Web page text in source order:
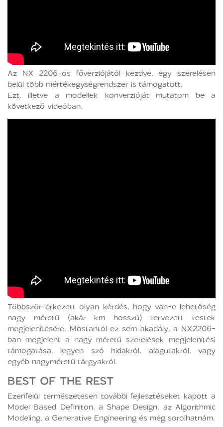
Az NX 2206-os főverziójától kezdve, egy szerelésen
belül több mértékegységrendszer is támogatott.
Ezt, illetve a modellek konverzióját mutatom be a
következő videóban.
Többször érkezett olyan kérdés, hogy van-e lehetőség
nagy méretű (akár km hosszú) tervezett testek
megjelenítésére. Mostantól ez sem akadály, a NX2206-
ban megjelent a nagy méretű szerelések megjelenítési
támogatása, legyen szó hidakról, alagutakról, vagy
egyéb nagyméretű tárgyakról.
BEST OF THE REST
Ezenfelül természetesen további fejlesztéseket kapott a
Model Based Definiton, a Shape Design, az Algorithmic
Modeling, a Generative Engineering és még sorolhatnám.